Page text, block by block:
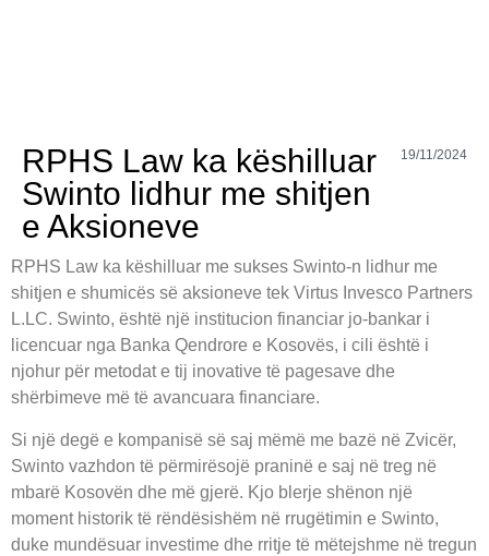
RPHS Law ka këshilluar
Swinto lidhur me shitjen
e Aksioneve
19/11/2024
RPHS Law ka këshilluar me sukses Swinto-n lidhur me
shitjen e shumicës së aksioneve tek Virtus Invesco Partners
L.LC. Swinto, është një institucion financiar jo-bankar i
licencuar nga Banka Qendrore e Kosovës, i cili është i
njohur për metodat e tij inovative të pagesave dhe
shërbimeve më të avancuara financiare.
Si një degë e kompanisë së saj mëmë me bazë në Zvicër,
Swinto vazhdon të përmirësojë praninë e saj në treg në
mbarë Kosovën dhe më gjerë. Kjo blerje shënon një
moment historik të rëndësishëm në rrugëtimin e Swinto,
duke mundësuar investime dhe rritje të mëtejshme në tregun